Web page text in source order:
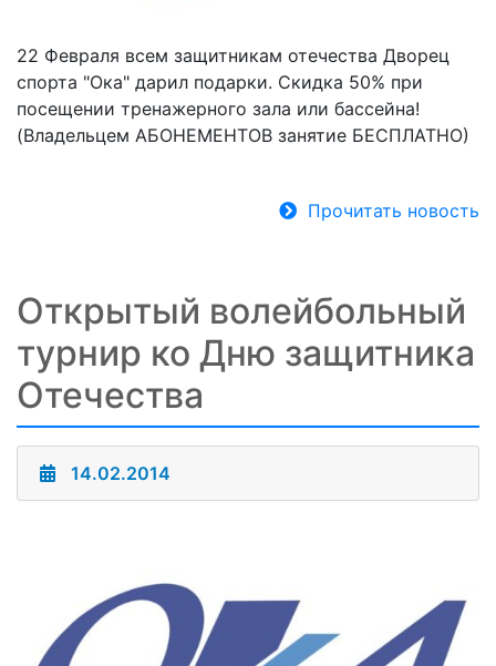
22 Февраля всем защитникам отечества Дворец
спорта "Ока" дарил подарки. Скидка 50% при
посещении тренажерного зала или бассейна!
(Владельцем АБОНЕМЕНТОВ занятие БЕСПЛАТНО)
Прочитать новость
Открытый волейбольный
турнир ко Дню защитника
Отечества
14.02.2014